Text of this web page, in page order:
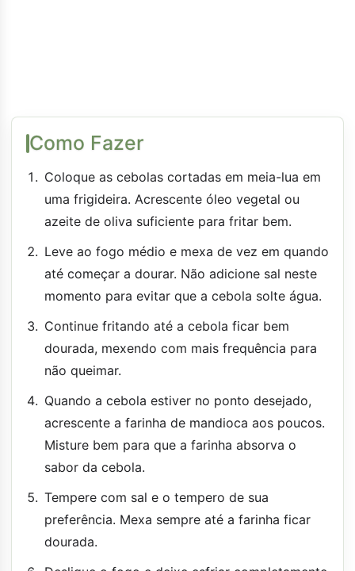
Como Fazer
Coloque as cebolas cortadas em meia-lua em
uma frigideira. Acrescente óleo vegetal ou
azeite de oliva suficiente para fritar bem.
Leve ao fogo médio e mexa de vez em quando
até começar a dourar. Não adicione sal neste
momento para evitar que a cebola solte água.
Continue fritando até a cebola ficar bem
dourada, mexendo com mais frequência para
não queimar.
Quando a cebola estiver no ponto desejado,
acrescente a farinha de mandioca aos poucos.
Misture bem para que a farinha absorva o
sabor da cebola.
Tempere com sal e o tempero de sua
preferência. Mexa sempre até a farinha ficar
dourada.